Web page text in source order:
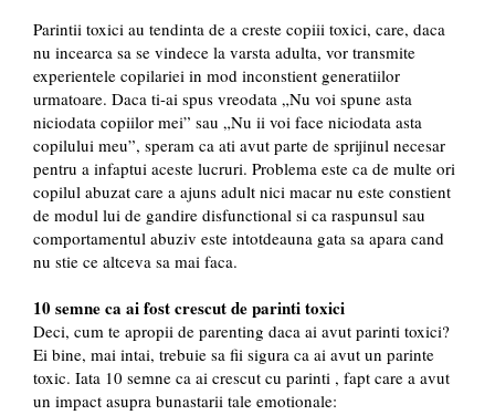
Parintii toxici au tendinta de a creste copiii toxici, care, daca
nu incearca sa se vindece la varsta adulta, vor transmite
experientele copilariei in mod inconstient generatiilor
urmatoare. Daca ti-ai spus vreodata „Nu voi spune asta
niciodata copiilor mei” sau „Nu ii voi face niciodata asta
copilului meu”, speram ca ati avut parte de sprijinul necesar
pentru a infaptui aceste lucruri. Problema este ca de multe ori
copilul abuzat care a ajuns adult nici macar nu este constient
de modul lui de gandire disfunctional si ca raspunsul sau
comportamentul abuziv este intotdeauna gata sa apara cand
nu stie ce altceva sa mai faca.
10 semne ca ai fost crescut de parinti toxici
Deci, cum te apropii de parenting daca ai avut parinti toxici?
Ei bine, mai intai, trebuie sa fii sigura ca ai avut un parinte
toxic. Iata 10 semne ca ai crescut cu parinti , fapt care a avut
un impact asupra bunastarii tale emotionale: